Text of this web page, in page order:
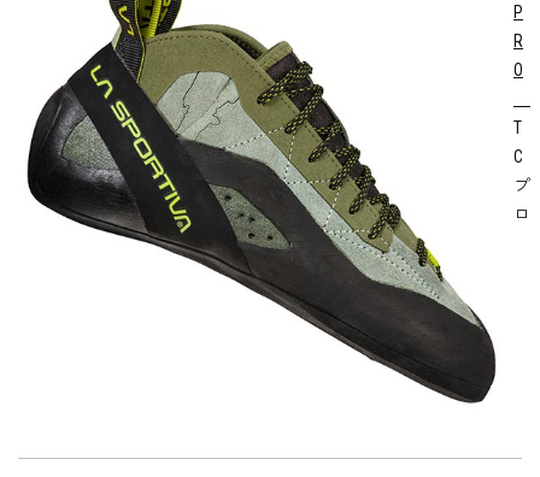
P
R
O
T
C
プ
ロ